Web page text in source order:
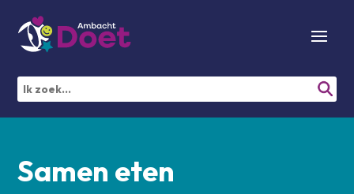
Samen eten